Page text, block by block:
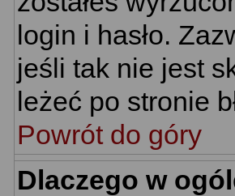
login i hasło.
jeśli tak nie jest
leżeć po stronie
Powrót do góry
Dlaczego w